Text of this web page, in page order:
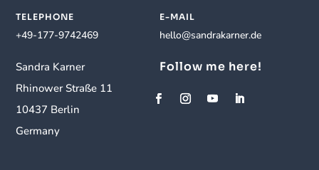
TELEPHONE
+49-177-9742469
Sandra Karner
Rhinower Straße 11
10437 Berlin
Germany
E-MAIL
hello@sandrakarner.de
Follow me here!